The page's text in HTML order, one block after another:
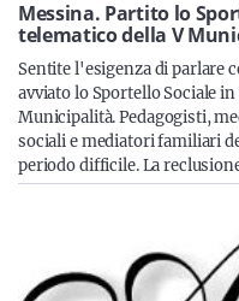
Servizi
Resta sempre
nostra newsletter
Messina. Partito lo
telematico della V
Sentite l'esigenza di parlare
avviato lo Sportello Sociale
Municipalità. Pedagogisti,
sociali e mediatori familiari
periodo difficile. La